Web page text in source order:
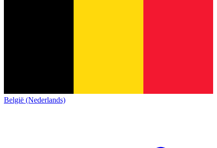
België (Nederlands)